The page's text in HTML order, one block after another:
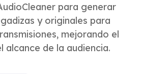
para generar
y originales para
mejorando el
alcance de la audiencia.